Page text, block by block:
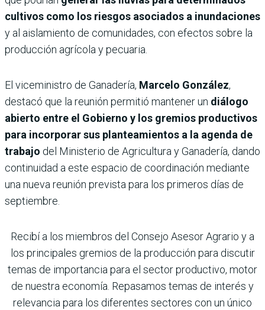
cultivos como los riesgos asociados a inundaciones
y al aislamiento de comunidades, con efectos sobre la
producción agrícola y pecuaria.
El viceministro de Ganadería, Marcelo González,
destacó que la reunión permitió mantener un diálogo
abierto entre el Gobierno y los gremios productivos
para incorporar sus planteamientos a la agenda de
trabajo del Ministerio de Agricultura y Ganadería, dando
continuidad a este espacio de coordinación mediante
una nueva reunión prevista para los primeros días de
septiembre.
Recibí a los miembros del Consejo Asesor Agrario y a
los principales gremios de la producción para discutir
temas de importancia para el sector productivo, motor
de nuestra economía. Repasamos temas de interés y
relevancia para los diferentes sectores con un único